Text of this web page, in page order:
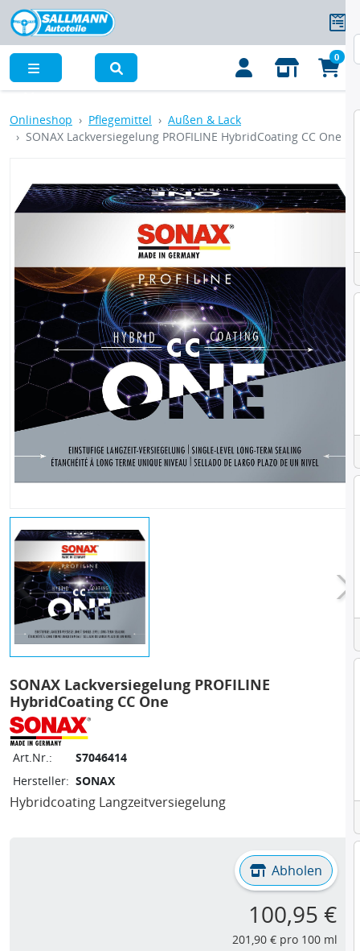
0
Onlineshop Pflegemittel
Außen & Lack
SONAX Lackversiegelung PROFILINE HybridCoating CC One
SONAX Lackversiegelung PROFILINE
HybridCoating CC One
Art.Nr.:
S7046414
Hersteller: SONAX
Hybridcoating Langzeitversiegelung
Abholen
100,95 €
201,90 € pro 100 ml